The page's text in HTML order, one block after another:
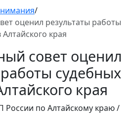
/
оценил результаты работы
края
совет оценил
судебных
края
России по Алтайскому краю /